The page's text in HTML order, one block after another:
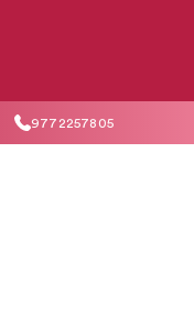
9772257805